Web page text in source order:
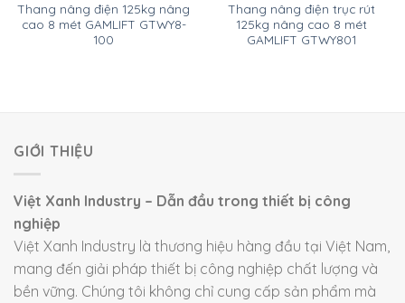
Thang nâng điện 125kg nâng
cao 8 mét GAMLIFT GTWY8-
100
Thang nâng điện trục rút
125kg nâng cao 8 mét
GAMLIFT GTWY801
GIỚI THIỆU
Việt Xanh Industry – Dẫn đầu trong thiết bị công
nghiệp
Việt Xanh Industry là thương hiệu hàng đầu tại Việt Nam,
mang đến giải pháp thiết bị công nghiệp chất lượng và
bền vững. Chúng tôi không chỉ cung cấp sản phẩm mà